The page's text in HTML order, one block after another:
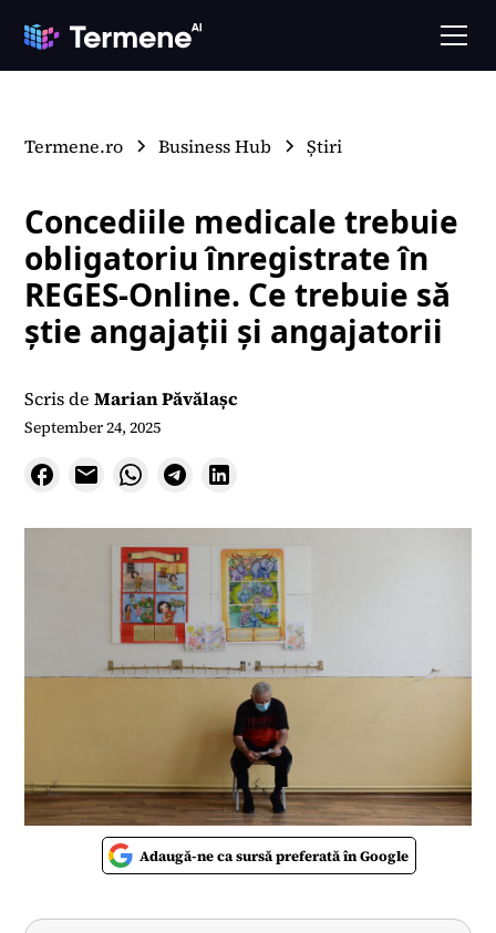
Termene.ro Business Hub Știri
Concediile medicale trebuie
obligatoriu înregistrate în
REGES-Online. Ce trebuie să
știe angajații și angajatorii
Scris de Marian Păvălașc
September 24, 2025
Adaugă-ne ca sursă preferată în Google